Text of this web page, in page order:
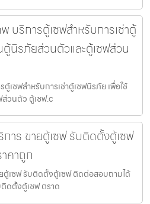
บริการตู้เซฟสำหรับการเช่าตู้
ตู้นิรภัยส่วนตัวและตู้เซฟส่วน
เซฟสำหรับการเช่าตู้เซฟนิรภัย เพื่อใช้
วนตัว ตู้เซฟ.c
าร ขายตู้เซฟ รับติดตั้งตู้เซฟ
คาถูก
ตู้เซฟ รับติดตั้งตู้เซฟ ติดต่อสอบถามได้
ดตั้งตู้เซฟ ตราด